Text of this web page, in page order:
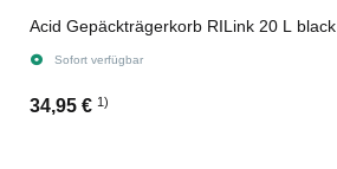
Acid Gepäckträgerkorb RILink 20 L black
Sofort verfügbar
34,95 € 1)